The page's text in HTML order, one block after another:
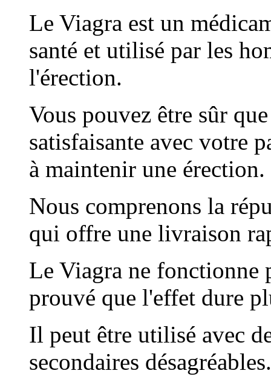
Le Viagra est un
santé et utilisé par les
l'érection.
Vous pouvez être sûr
satisfaisante avec votre
à maintenir une érection.
Nous comprenons la
qui offre une livraison
Le Viagra ne fonctionne
prouvé que l'effet dure
Il peut être utilisé avec
secondaires désagréables.